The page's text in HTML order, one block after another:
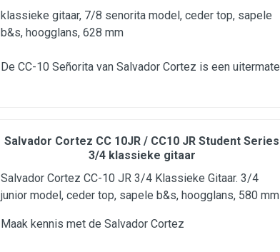
klassieke gitaar, 7/8 senorita model, ceder top, sapele
b&s, hoogglans, 628 mm
De CC-10 Señorita van Salvador Cortez is een uitermate
Salvador Cortez CC 10JR / CC10 JR Student Series
3/4 klassieke gitaar
Salvador Cortez CC-10 JR 3/4 Klassieke Gitaar. 3/4
junior model, ceder top, sapele b&s, hoogglans, 580 mm
Maak kennis met de Salvador Cortez